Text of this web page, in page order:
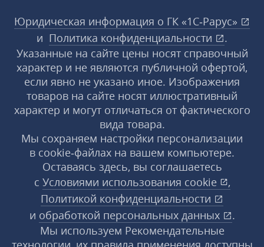
Юридическая информация о ГК «1С‑Рарус»
и Политика конфиденциальности
.
Указанные на сайте цены носят справочный
характер и не являются публичной офертой,
если явно не указано иное. Изображения
товаров на сайте носят иллюстративный
характер и могут отличаться от фактического
вида товара.
Мы сохраняем настройки персонализации
в cookie‑файлах на вашем компьютере.
Оставаясь здесь, вы соглашаетесь
с Условиями использования cookie
,
Политикой конфиденциальности
и обработкой персональных данных
.
Мы используем Рекомендательные